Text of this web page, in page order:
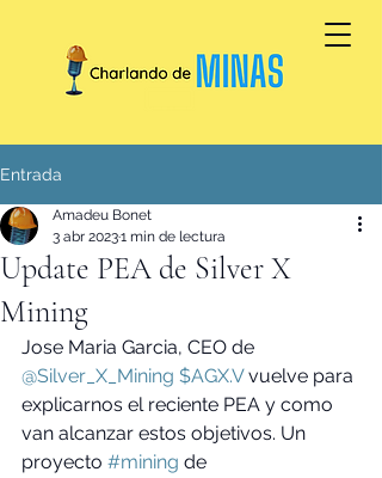
Entrada
Update PEA de Silver X
Mining
Amadeu Bonet
3 abr 20231 min de lectura
Jose Maria Garcia, CEO de
@Silver_X_Mining $AGX.V vuelve para
explicarnos el reciente PEA y como
van alcanzar estos objetivos. Un
proyecto #mining de